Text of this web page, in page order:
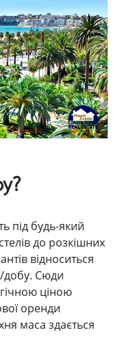
під будь-який
до розкішних
відноситься
добу. Сюди
ціною
оренди
маса здається